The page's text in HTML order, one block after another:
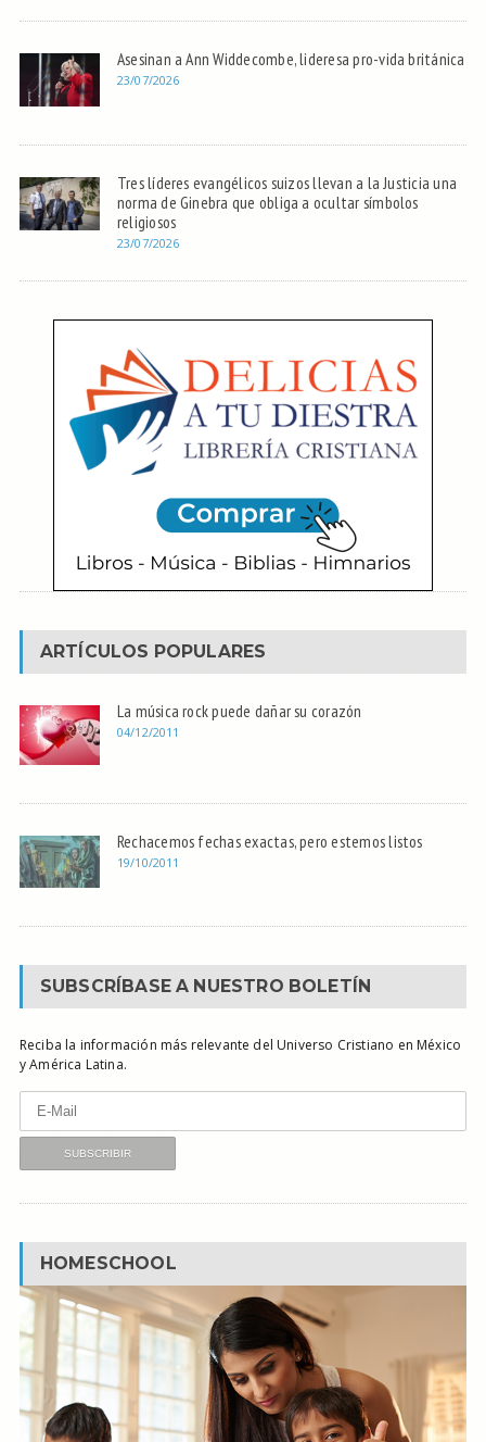
Asesinan a Ann Widdecombe, lideresa pro-vida británica
23/07/2026
Tres líderes evangélicos suizos llevan a la Justicia una
norma de Ginebra que obliga a ocultar símbolos
religiosos
23/07/2026
ARTÍCULOS POPULARES
La música rock puede dañar su corazón
04/12/2011
Rechacemos fechas exactas, pero estemos listos
19/10/2011
SUBSCRÍBASE A NUESTRO BOLETÍN
Reciba la información más relevante del Universo Cristiano en México
y América Latina.
HOMESCHOOL